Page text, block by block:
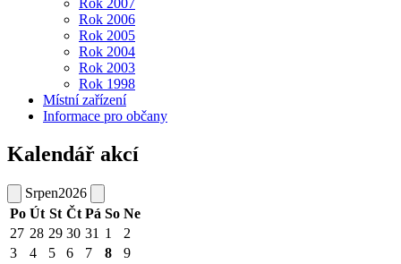
Rok 2007
Rok 2006
Rok 2005
Rok 2004
Rok 2003
Rok 1998
Místní zařízení
Informace pro občany
Kalendář akcí
Srpen2026
Po Út St Čt Pá So Ne
27 28 29 30 31 1
2
3
4 5 6 7 8
9